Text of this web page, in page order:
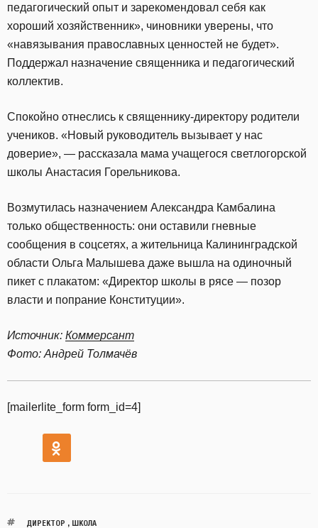
педагогический опыт и зарекомендовал себя как
хороший хозяйственник», чиновники уверены, что
«навязывания православных ценностей не будет».
Поддержал назначение священника и педагогический
коллектив.
Спокойно отнеслись к священнику-директору родители
учеников. «Новый руководитель вызывает у нас
доверие», — рассказала мама учащегося светлогорской
школы Анастасия Горельникова.
Возмутилась назначением Александра Камбалина
только общественность: они оставили гневные
сообщения в соцсетях, а жительница Калининградской
области Ольга Малышева даже вышла на одиночный
пикет с плакатом: «Директор школы в рясе — позор
власти и попрание Конституции».
Источник: Коммерсант
Фото: Андрей Толмачёв
[mailerlite_form form_id=4]
ДИРЕКТОР , ШКОЛА